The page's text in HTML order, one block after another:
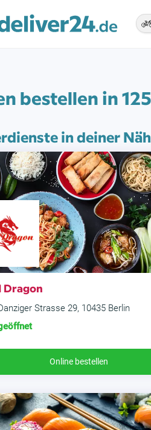
bestellen in
in deiner
Dragon
Strasse 29, 10435 Berlin
Online bestellen